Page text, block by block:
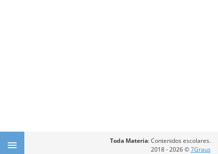
Toda Materia: Contenidos escolares.
2018 - 2026 ©7Graus